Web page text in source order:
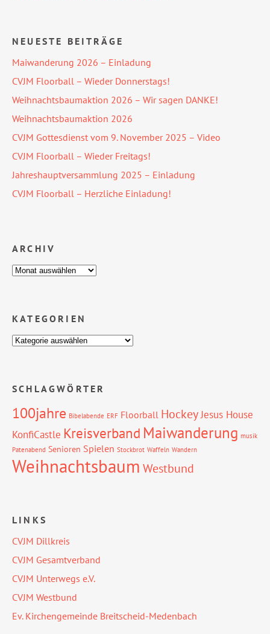
NEUESTE BEITRÄGE
Maiwanderung 2026 – Einladung
CVJM Floorball – Wieder Donnerstags!
Weihnachtsbaumaktion 2026 – Wir sagen DANKE!
Weihnachtsbaumaktion 2026
CVJM Gottesdienst vom 9. November 2025 – Video
CVJM Floorball – Wieder Freitags!
Jahreshauptversammlung 2025 – Einladung
CVJM Floorball – Herzliche Einladung!
ARCHIV
KATEGORIEN
SCHLAGWÖRTER
100jahre Bibelabende ERF Floorball HockeyJesus House
KonfiCastle Kreisverband Maiwanderung musik
Patenabend Senioren Spielen Stockbrot Waffeln Wandern
Weihnachtsbaum Westbund
LINKS
CVJM Dillkreis
CVJM Gesamtverband
CVJM Unterwegs e.V.
CVJM Westbund
Ev. Kirchengemeinde Breitscheid-Medenbach